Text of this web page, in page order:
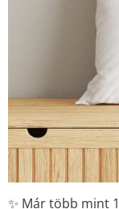
✨ Már több mint